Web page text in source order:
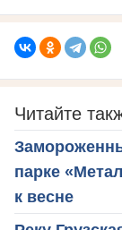
Читайте
парке
к весне